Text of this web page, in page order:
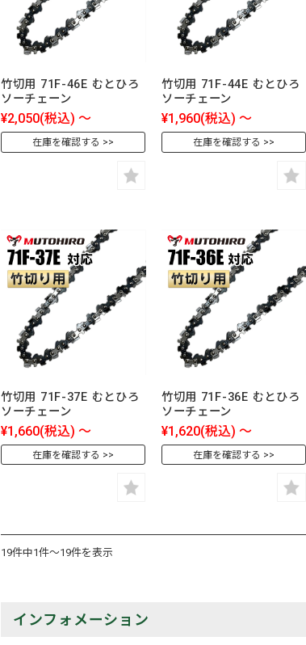
竹切用 71F-46E むとひろ
ソーチェーン
¥2,050(税込) ～
在庫を確認する
竹切用 71F-44E むとひろ
ソーチェーン
¥1,960(税込) ～
在庫を確認する
竹切用 71F-37E むとひろ
ソーチェーン
¥1,660(税込) ～
在庫を確認する
竹切用 71F-36E むとひろ
ソーチェーン
¥1,620(税込) ～
在庫を確認する
19件中1件～19件を表示
インフォメーション